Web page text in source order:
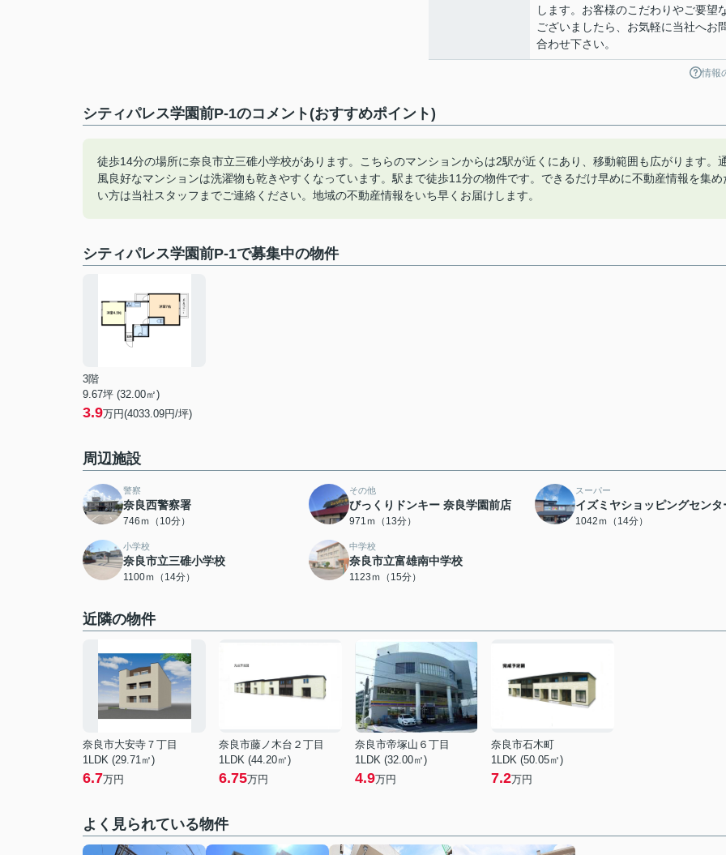
します。お客様のこだわりやご要望
ございましたら、お気軽に当社へお
合わせ下さい。
情報
シティパレス学園前P-1のコメント(おすすめポイント)
徒歩14分の場所に奈良市立三碓小学校があります。こちらのマンションからは2駅が近くにあり、移動範囲も広がります。
風良好なマンションは洗濯物も乾きやすくなっています。駅まで徒歩11分の物件です。できるだけ早めに不動産情報を集め
い方は当社スタッフまでご連絡ください。地域の不動産情報をいち早くお届けします。
シティパレス学園前P-1で募集中の物件
3階
9.67坪 (32.00㎡)
3.9万円(4033.09円/坪)
周辺施設
警察
奈良西警察署
746ｍ（10分）
その他
びっくりドンキー 奈良学園前店
971ｍ（13分）
スーパー
イズミヤショッピングセンタ
1042ｍ（14分）
小学校
奈良市立三碓小学校
1100ｍ（14分）
中学校
奈良市立富雄南中学校
1123ｍ（15分）
近隣の物件
奈良市大安寺７丁目
1LDK (29.71㎡)
6.7万円
奈良市藤ノ木台２丁目
1LDK (44.20㎡)
6.75万円
奈良市帝塚山６丁目
1LDK (32.00㎡)
4.9万円
奈良市石木町
1LDK (50.05㎡)
7.2万円
よく見られている物件